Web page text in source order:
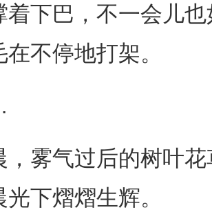
巴，不一会儿也
不停地打架。
气过后的树叶花
下熠熠生辉。